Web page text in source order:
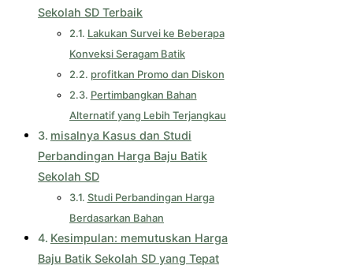
Sekolah SD Terbaik
Lakukan Survei ke Beberapa
Konveksi Seragam Batik
profitkan Promo dan Diskon
Pertimbangkan Bahan
Alternatif yang Lebih Terjangkau
misalnya Kasus dan Studi
Perbandingan Harga Baju Batik
Sekolah SD
Studi Perbandingan Harga
Berdasarkan Bahan
Kesimpulan: memutuskan Harga
Baju Batik Sekolah SD yang Tepat